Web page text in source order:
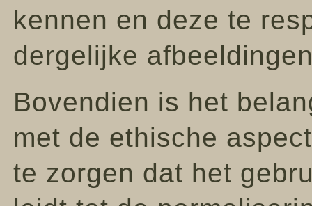
kennen en deze te
dergelijke
Bovendien is het
met de ethische
te zorgen dat het